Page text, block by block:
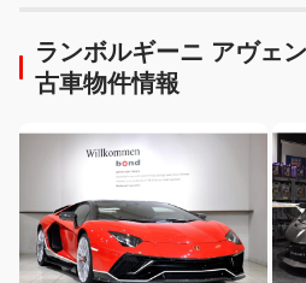
ランボルギーニ アヴェ
古車物件情報